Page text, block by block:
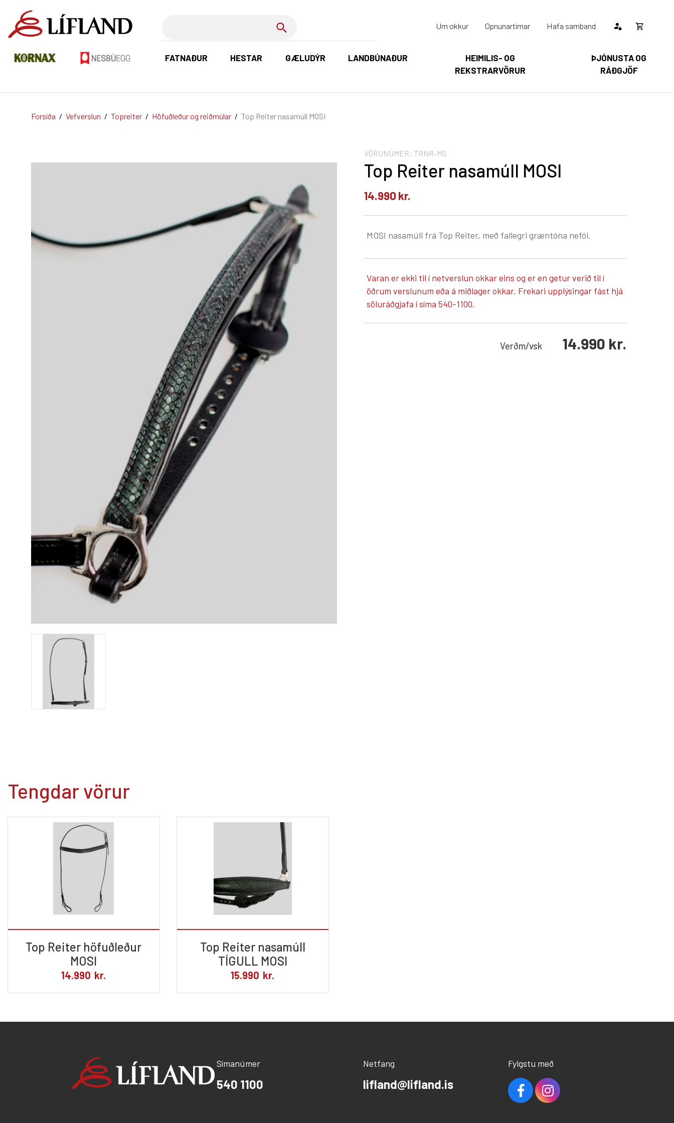
FATNAÐUR HESTAR GÆLUDÝR LANDBÚNAÐUR
HEIMILIS- OG
REKSTRARVÖRUR
ÞJÓNUSTA OG
RÁÐGJÖF
Um okkur Opnunartímar Hafa samband
Opna
Karfan þín
körfu
Forsíða / Vefverslun / Topreiter / Höfuðleður og reiðmúlar / Top Reiter nasamúll MOSI
VÖRUNÚMER: TRNR-MS
Top Reiter nasamúll MOSI
14.990 kr.
MOSI nasamúll frá Top Reiter, með fallegri græntóna nefól.
Varan er ekki til í netverslun okkar eins og er en getur verið til í
öðrum verslunum eða á miðlager okkar. Frekari upplýsingar fást hjá
söluráðgjafa í síma 540-1100.
Verðm/vsk 14.990 kr.
Tengdar vörur
Top Reiter höfuðleður
MOSI
14.990 kr.
Top Reiter nasamúll
TÍGULL MOSI
15.990 kr.
Símanúmer
540 1100
Netfang
lifland@lifland.is
Fylgstu með